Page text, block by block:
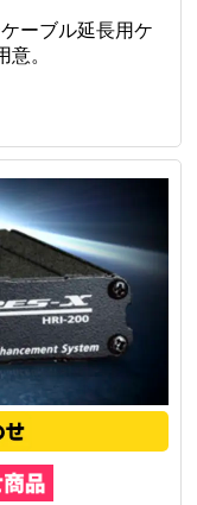
ーブル延長用ケ
。